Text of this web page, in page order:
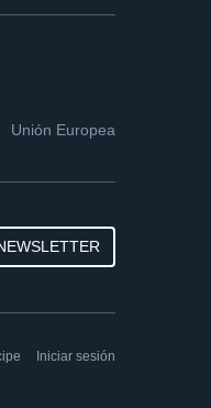
Unión Europea
Iniciar sesión